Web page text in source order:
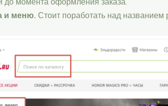
и меню. Стоит поработать над